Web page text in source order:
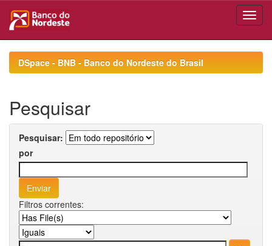
navigationDSpace - BNB - Banco do Nordeste do Brasil
Pesquisar
Pesquisar:
por
Filtros correntes: